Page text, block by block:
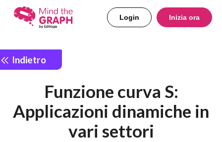
Login Inizia ora
Indietro
Funzione curva S:
Applicazioni dinamiche in
vari settori